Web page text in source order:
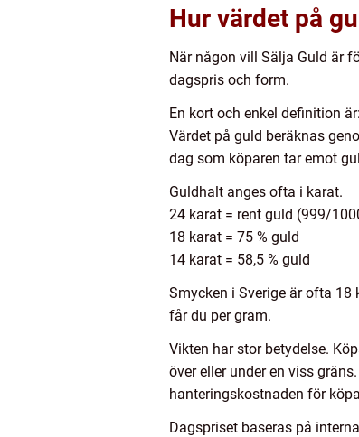
Hur värdet på
När någon vill Sälja Guld är
dagspris och form.
En kort och enkel definition är:
Värdet på guld beräknas
dag som köparen tar emot
Guldhalt anges ofta i karat.
24 karat = rent guld (999/
18 karat = 75 % guld
14 karat = 58,5 % guld
Smycken i Sverige är ofta
får du per gram.
Vikten har stor betydelse.
över eller under en viss
hanteringskostnaden för
Dagspriset baseras på